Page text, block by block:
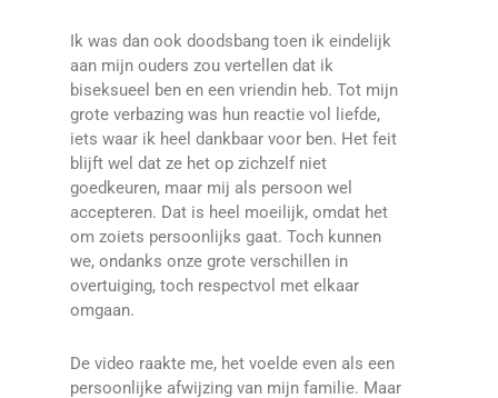
Ik was dan ook doodsbang toen ik eindelijk
aan mijn ouders zou vertellen dat ik
biseksueel ben en een vriendin heb. Tot mijn
grote verbazing was hun reactie vol liefde,
iets waar ik heel dankbaar voor ben. Het feit
blijft wel dat ze het op zichzelf niet
goedkeuren, maar mij als persoon wel
accepteren. Dat is heel moeilijk, omdat het
om zoiets persoonlijks gaat. Toch kunnen
we, ondanks onze grote verschillen in
overtuiging, toch respectvol met elkaar
omgaan.
De video raakte me, het voelde even als een
persoonlijke afwijzing van mijn familie. Maar